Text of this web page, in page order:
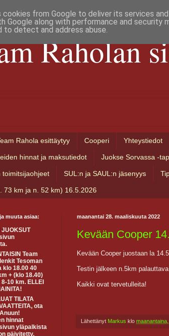
Raholan
Rahola esittäytyy Cooperi Yhteystiedot
hinnat ja maksutiedot Juokse Sorvassa -
toimitsijaohjeet SUL:n ja SAUL:n jäsenyys
73 km ja n. 52 km) 16.5.2026
maanantai 28. maaliskuuta 2022
Kevään Cooper
Kevään Cooper juostaan la
Testin jälkeen n.5km
Kaikki ovat tervetulleita!
Lähettänyt Markus klo
muuta asiaa:
JUOKSUT
Team
Tesoman
klo 18.00 40
+ (klo 18.40)
10 km. ELLEI
TILATA
ota
hinnat
yläpalkista
päivitetty.
cookies from Google to deliver its services
Google along with performance and
to detect and address abuse.